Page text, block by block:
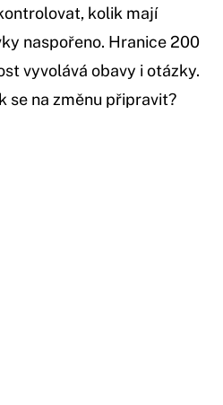
kolik mají
naspořeno. Hranice 200
vyvolává obavy i otázky.
se na změnu připravit?